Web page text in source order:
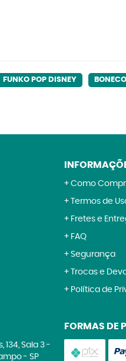
FUNKO POP DISNEY
Como
Termos de
Fretes e
FAQ
Segurança
Trocas e
Política de
134, Sala 3-
- SP
FORMAS DE